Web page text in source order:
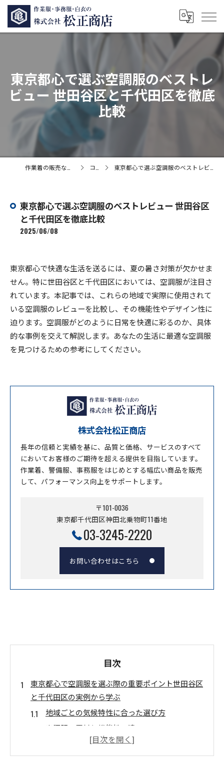
東京都心で選ぶ空調服のベストレ
ビュー 世田谷区と千代田区を徹底
比較
コラム 東京都心で選ぶ空調服のベストレビュー 世田谷区と千代田区を徹底比較
東京都心で選ぶ空調服のベストレビュー 世田谷区
と千代田区を徹底比較
2025/06/08
東京都心で快適な生活を送るには、夏の暑さ対策が欠かせま
せん。特に世田谷区と千代田区においては、空調服が注目さ
れています。本記事では、これらの地域で実際に使用されて
いる空調服のレビューを比較し、その機能性やデザイン性に
迫ります。空調服がどのように日常を快適に彩るのか、具体
的な事例を交えて解説します。あなたの生活に最適な空調服
を見つけるための参考にしてください。
株式会社松正商店
長年の信頼と実績を基に、品質と価格、サービスのすべて
においてお客様のご期待を超える提供を目指しています。
作業着、警備服、事務服をはじめとする幅広い商品を販売
して、パフォーマンス向上をサポートします。
〒101-0036
東京都千代田区神田北乗物町11番地
03-3245-2220
お問い合わせはこちら
目次
東京都心で空調服を選ぶ際の重要ポイント世田谷区
と千代田区の実例から学ぶ
地域ごとの気候特性に合った選び方
空調服の素材と機能性の違い
サイズやフィット感を重視した選択
色やデザインがもたらす印象